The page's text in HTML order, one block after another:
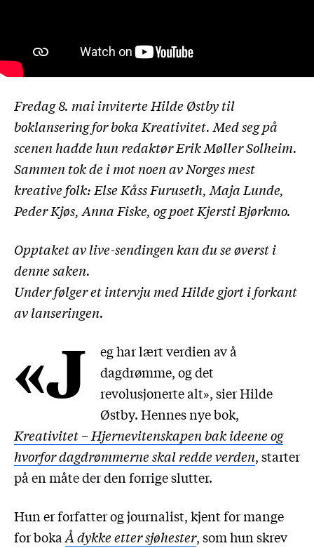
Fredag 8. mai inviterte Hilde Østby til
boklansering for boka Kreativitet. Med seg på
scenen hadde hun redaktør Erik Møller Solheim.
Sammen tok de i mot noen av Norges mest
kreative folk: Else Kåss Furuseth, Maja Lunde,
Peder Kjøs, Anna Fiske, og poet Kjersti Bjørkmo.
Opptaket av live-sendingen kan du se øverst i
denne saken.
Under følger et intervju med Hilde gjort i forkant
av lanseringen.
«J
eg har lært verdien av å
dagdrømme, og det
revolusjonerte alt», sier Hilde
Østby. Hennes nye bok,
Kreativitet – Hjernevitenskapen bak ideene og
hvorfor dagdrømmerne skal redde verden, starter
på en måte der den forrige slutter.
Hun er forfatter og journalist, kjent for mange
for boka Å dykke etter sjøhester, som hun skrev